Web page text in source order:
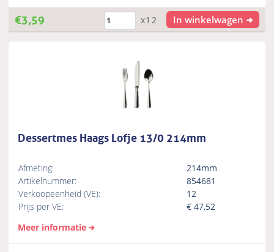
€3,59 x12 In winkelwagen
Dessertmes Haags Lofje 13/0 214mm
Afmeting:
214mm
Artikelnummer:
854681
Verkoopeenheid (VE):
12
Prijs per VE:
€47,52
Meer informatie